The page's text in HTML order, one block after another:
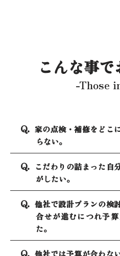
こんな事
-Those
家の点検・補修をどこ
らない。
こだわりの詰まった自
がしたい。
他社で設計プランの検
合せが進むにつれ予
た。
他社では予算が合わな